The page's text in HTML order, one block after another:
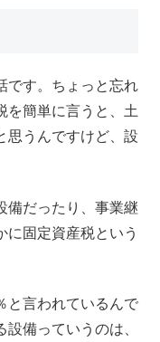
です。ちょっと忘れ
を簡単に言うと、土
思うんですけど、設
備だったり、事業継
に固定資産税という
と言われているんで
備っていうのは、